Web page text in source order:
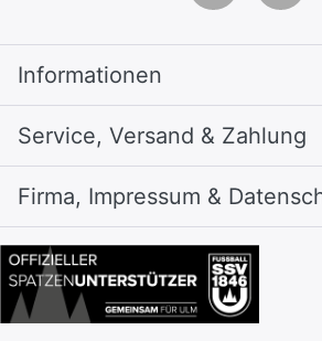
Informationen
Service, Versand & Zahlung
Firma, Impressum &